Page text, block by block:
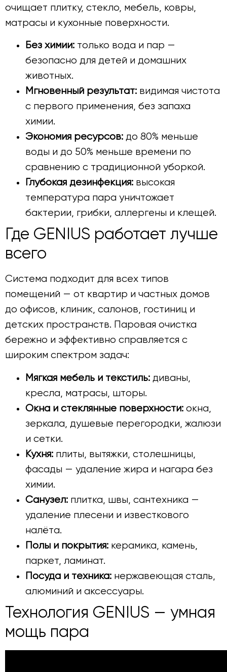
очищает плитку, стекло, мебель, ковры,
матрасы и кухонные поверхности.
Без химии: только вода и пар —
безопасно для детей и домашних
животных.
Мгновенный результат: видимая чистота
с первого применения, без запаха
химии.
Экономия ресурсов: до 80% меньше
воды и до 50% меньше времени по
сравнению с традиционной уборкой.
Глубокая дезинфекция: высокая
температура пара уничтожает
бактерии, грибки, аллергены и клещей.
Где GENIUS работает лучше
всего
Система подходит для всех типов
помещений — от квартир и частных домов
до офисов, клиник, салонов, гостиниц и
детских пространств. Паровая очистка
бережно и эффективно справляется с
широким спектром задач:
Мягкая мебель и текстиль: диваны,
кресла, матрасы, шторы.
Окна и стеклянные поверхности: окна,
зеркала, душевые перегородки, жалюзи
и сетки.
Кухня: плиты, вытяжки, столешницы,
фасады — удаление жира и нагара без
химии.
Санузел: плитка, швы, сантехника —
удаление плесени и известкового
налёта.
Полы и покрытия: керамика, камень,
паркет, ламинат.
Посуда и техника: нержавеющая сталь,
алюминий и аксессуары.
Технология GENIUS — умная
мощь пара